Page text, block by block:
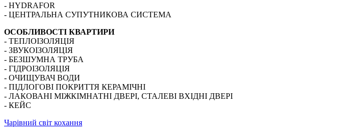
- HYDRAFOR
- ЦЕНТРАЛЬНА СУПУТНИКОВА СИСТЕМА
ОСОБЛИВОСТІ КВАРТИРИ
- ТЕПЛОІЗОЛЯЦІЯ
- ЗВУКОІЗОЛЯЦІЯ
- БЕЗШУМНА ТРУБА
- ГІДРОІЗОЛЯЦІЯ
- ОЧИЩУВАЧ ВОДИ
- ПІДЛОГОВІ ПОКРИТТЯ КЕРАМІЧНІ
- ЛАКОВАНІ МІЖКІМНАТНІ ДВЕРІ, СТАЛЕВІ ВХІДНІ ДВЕРІ
- КЕЙС
Чарівний світ кохання